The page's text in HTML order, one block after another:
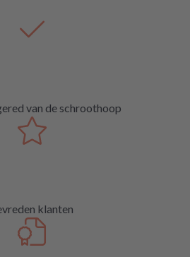
van de schroothoop
klanten